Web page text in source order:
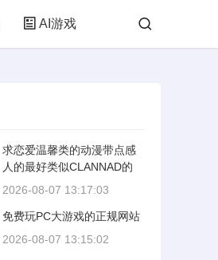
AI游戏
求恋爱温馨类的动漫带点感
人的最好类似CLANNAD的
2026-08-07 13:17:03
免费玩PC大游戏的正规网站
2026-08-07 13:15:02